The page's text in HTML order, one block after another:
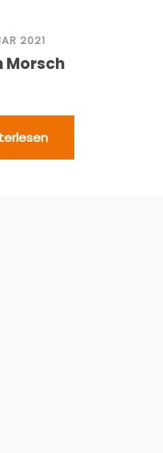
2021
Morsch